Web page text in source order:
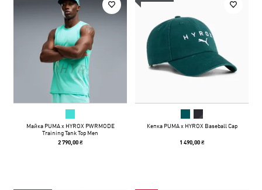
Майка PUMA x HYROX PWRMODE
Training Tank Top Men
2 790,00 ₴
Кепка PUMA x HYROX Baseball Cap
1 490,00 ₴